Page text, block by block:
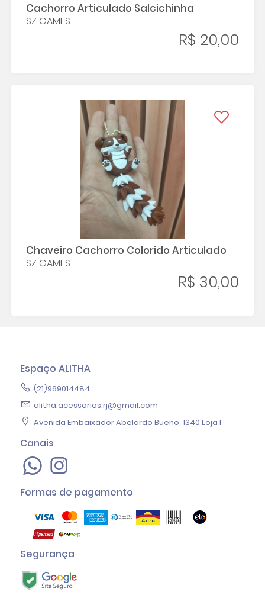
Cachorro Articulado Salcichinha
SZ GAMES
R$ 20,00
Chaveiro Cachorro Colorido Articulado
SZ GAMES
R$ 30,00
Espaço ALITHA
(21)969014484
alitha.acessorios.rj@gmail.com
Avenida Embaixador Abelardo Bueno, 1340 Loja I
Canais
Formas de pagamento
Segurança